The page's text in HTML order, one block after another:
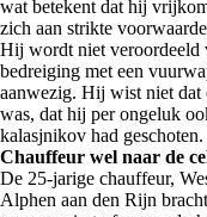
wat betekent dat hij
zich aan strikte
Hij wordt niet veroordeeld
bedreiging met een
aanwezig. Hij wist niet dat
was, dat hij per ongeluk
kalasjnikov had geschoten.
Chauffeur wel naar de
De 25-jarige chauffeur,
Alphen aan den Rijn